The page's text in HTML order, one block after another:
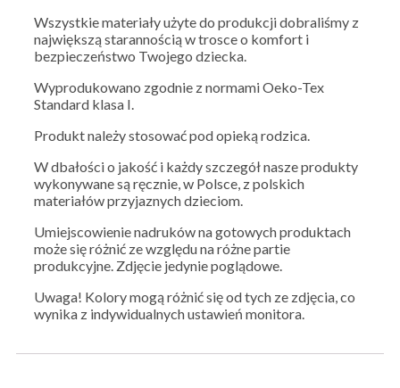
Wszystkie materiały użyte do produkcji dobraliśmy z
największą starannością w trosce o komfort i
bezpieczeństwo Twojego dziecka.
Wyprodukowano zgodnie z normami Oeko-Tex
Standard klasa I.
Produkt należy stosować pod opieką rodzica.
W dbałości o jakość i każdy szczegół nasze produkty
wykonywane są ręcznie, w Polsce, z polskich
materiałów przyjaznych dzieciom.
Umiejscowienie nadruków na gotowych produktach
może się różnić ze względu na różne partie
produkcyjne. Zdjęcie jedynie poglądowe.
Uwaga! Kolory mogą różnić się od tych ze zdjęcia, co
wynika z indywidualnych ustawień monitora.